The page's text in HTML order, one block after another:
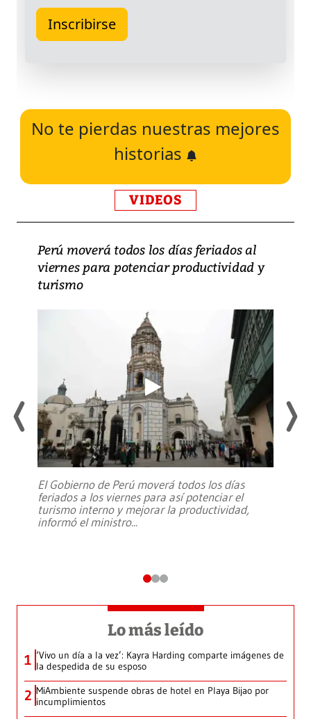
No te pierdas nuestras mejores
historias
VIDEOS
Perú moverá todos los días feriados al
viernes para potenciar productividad y
turismo
El Gobierno de Perú moverá todos los días
feriados a los viernes para así potenciar el
turismo interno y mejorar la productividad,
informó el ministro...
Lo más leído
1 ‘Vivo un día a la vez’: Kayra Harding comparte imágenes de
la despedida de su esposo
2 MiAmbiente suspende obras de hotel en Playa Bijao por
incumplimientos